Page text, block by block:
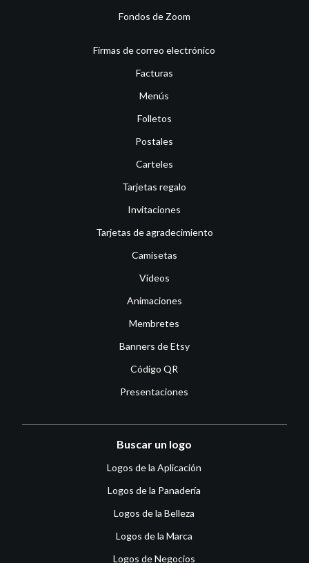
Fondos de Zoom
Firmas de correo electrónico
Facturas
Menús
Folletos
Postales
Carteles
Tarjetas regalo
Invitaciones
Tarjetas de agradecimiento
Camisetas
Vídeos
Animaciones
Membretes
Banners de Etsy
Código QR
Presentaciones
Buscar un logo
Logos de la Aplicación
Logos de la Panadería
Logos de la Belleza
Logos de la Marca
Logos de Negocios